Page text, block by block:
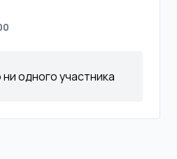
одного участника